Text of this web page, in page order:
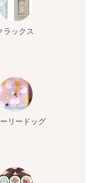
ラックス
リードッグ